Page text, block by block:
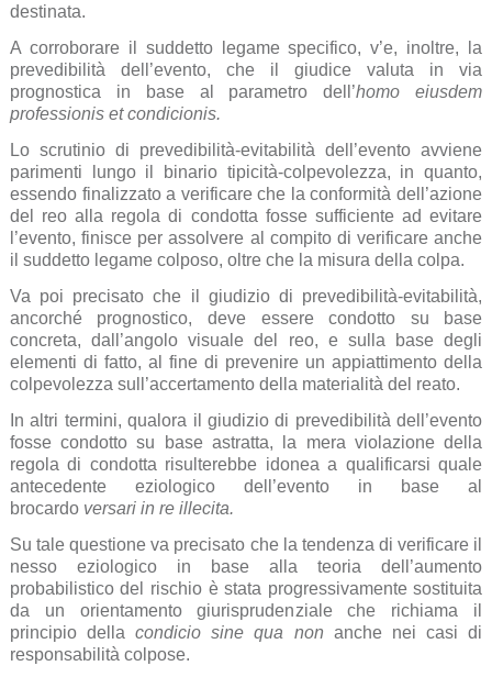
destinata.
A corroborare il suddetto legame specifico, v’e, inoltre, la
prevedibilità dell’evento, che il giudice valuta in via
prognostica in base al parametro dell’homo eiusdem
professionis et condicionis.
Lo scrutinio di prevedibilità-evitabilità dell’evento avviene
parimenti lungo il binario tipicità-colpevolezza, in quanto,
essendo finalizzato a verificare che la conformità dell’azione
del reo alla regola di condotta fosse sufficiente ad evitare
l’evento, finisce per assolvere al compito di verificare anche
il suddetto legame colposo, oltre che la misura della colpa.
Va poi precisato che il giudizio di prevedibilità-evitabilità,
ancorché prognostico, deve essere condotto su base
concreta, dall’angolo visuale del reo, e sulla base degli
elementi di fatto, al fine di prevenire un appiattimento della
colpevolezza sull’accertamento della materialità del reato.
In altri termini, qualora il giudizio di prevedibilità dell’evento
fosse condotto su base astratta, la mera violazione della
regola di condotta risulterebbe idonea a qualificarsi quale
antecedente eziologico dell’evento in base al
brocardo versari in re illecita.
Su tale questione va precisato che la tendenza di verificare il
nesso eziologico in base alla teoria dell’aumento
probabilistico del rischio è stata progressivamente sostituita
da un orientamento giurisprudenziale che richiama il
principio dellacondicio sine qua non anche nei casi di
responsabilità colpose.